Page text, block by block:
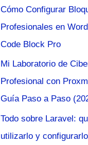
:
Cómo Configurar
Profesionales en
Code Block Pro
Mi Laboratorio de
Profesional con
Guía Paso a Paso
Todo sobre Laravel:
utilizarlo y